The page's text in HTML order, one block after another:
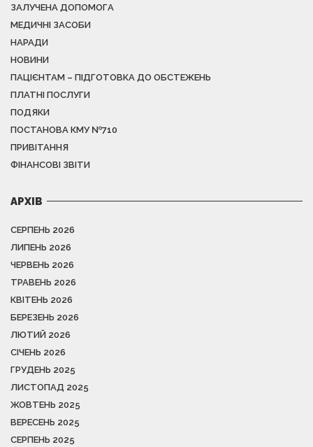
ЗАЛУЧЕНА ДОПОМОГА
МЕДИЧНІ ЗАСОБИ
НАРАДИ
НОВИНИ
ПАЦІЄНТАМ – ПІДГОТОВКА ДО ОБСТЕЖЕНЬ
ПЛАТНІ ПОСЛУГИ
ПОДЯКИ
ПОСТАНОВА КМУ №710
ПРИВІТАННЯ
ФІНАНСОВІ ЗВІТИ
АРХІВ
СЕРПЕНЬ 2026
ЛИПЕНЬ 2026
ЧЕРВЕНЬ 2026
ТРАВЕНЬ 2026
КВІТЕНЬ 2026
БЕРЕЗЕНЬ 2026
ЛЮТИЙ 2026
СІЧЕНЬ 2026
ГРУДЕНЬ 2025
ЛИСТОПАД 2025
ЖОВТЕНЬ 2025
ВЕРЕСЕНЬ 2025
СЕРПЕНЬ 2025